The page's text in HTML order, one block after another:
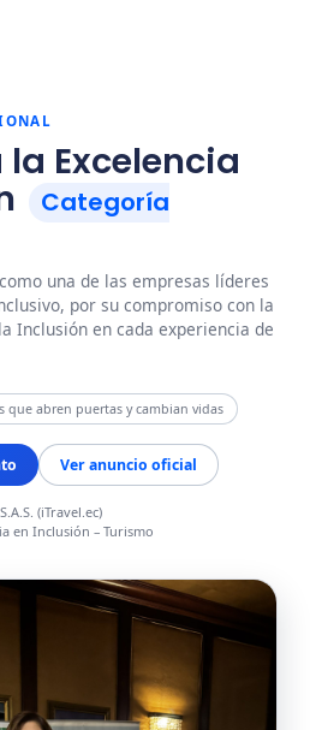
Excelencia
Categoría
una de las empresas líderes
por su compromiso con la
Inclusión en cada experiencia de
que abren puertas y cambian vidas
Ver anuncio oficial
(iTravel.ec)
en Inclusión – Turismo